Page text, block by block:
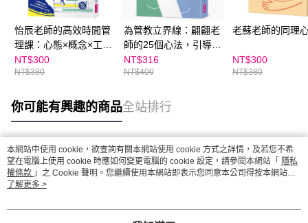
怡辰老師的高效時間管
理課：心態×概念×工
具，打造恆毅力的人生
複利心法
NT$300
NT$380
為管教立界線：翩翩老
師的25個心法，引導孩
子邁向獨立
NT$316
NT$400
老蘇老師的同理
NT$300
NT$380
你可能有興趣的商品全站排行
熱門標籤
本網站中使用 cookie，欲查詢有關本網站使用 cookie 方式之詳情，及若您不希
望在電腦上使用 cookie 時應如何變更電腦的 cookie 設定，請參閱本網站「 隱私
權條款 」之 Cookie 聲明。您繼續使用本網站即表示您同意本公司得按本網站使
用條款之 Cookie 聲明使用 cookie。
了解更多 >